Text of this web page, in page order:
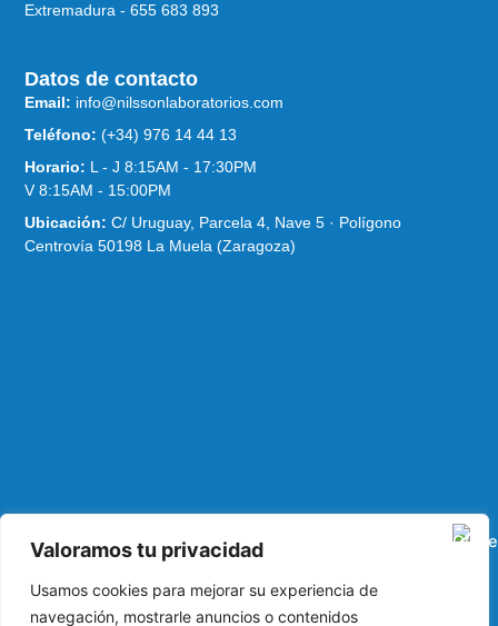
Valoramos tu privacidad
Usamos cookies para mejorar su experiencia de
navegación, mostrarle anuncios o contenidos
Extremadura - 655 683 893
Datos de contacto
Email: info@nilssonlaboratorios.com
Teléfono: (+34) 976 14 44 13
Horario: L - J 8:15AM - 17:30PM
V 8:15AM - 15:00PM
Ubicación: C/ Uruguay, Parcela 4, Nave 5 · Polígono
Centrovía 50198 La Muela (Zaragoza)